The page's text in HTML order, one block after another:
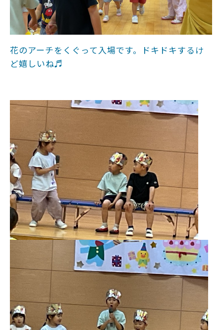
花のアーチをくぐって入場です。ドキドキするけ
ど嬉しいね♬